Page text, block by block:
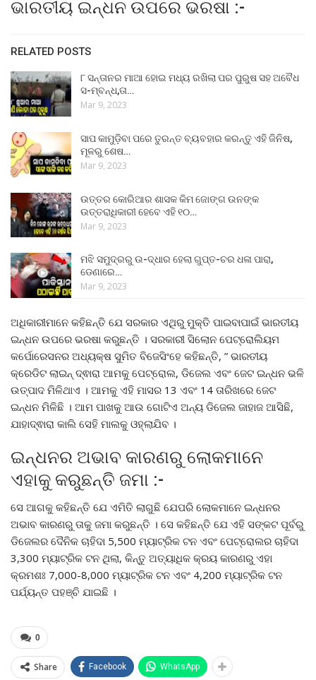
ଭାରତୀୟ ଇନ୍ଧନ ଉପରେ ଭରଷା :-
RELATED POSTS
୮ ସନ୍ତାନର ମାଆ ହୋଇ ମଧ୍ୟ ରଖିଲା ପର ପୁରୁଷ ସହ ଅବୈଧ
ସ-ମ୍ବନ୍ଧ,ତା…
Mar 9, 2023
ସାପ କାମୁଡ଼ିବା ପରେ ତୁରନ୍ତ ବ୍ୟବହାର କରନ୍ତୁ ଏହି ଜିନିଷ,
ମୂଳରୁ ଶେଷ…
Mar 9, 2023
ଉତ୍ତର କୋରିଆର ଶାସକ କିମ ଜୋଙ୍ଗ ଉନଙ୍କ
ଉତ୍ତରାଧିକାରୀ ହେବେ ଏହି ୧୦…
Mar 9, 2023
ମଝି ସମୁଦ୍ରରୁ ଉ-ଦ୍ଧାର ହେଲା ଗୁପ୍ତ-ଚର ଧଳା ପାରା,
ଡେଣାରେ…
Mar 9, 2023
ଅଧିକାରୀମାନେ କହିଛନ୍ତି ଯେ ସରକାର ଏଥିରୁ ମୁକ୍ତି ପାଇବାପାଇଁ ଭାରତୀୟ
ଇନ୍ଧନ ଉପରେ ଭରଷା କରୁଛନ୍ତି । ସରକାରୀ ସିଲୋନ ପେଟ୍ରୋଲିୟମ
କର୍ପୋରେସନର ଅଧ୍ୟକ୍ଷ ସୁମିତ ବିଜେସିଂହେ କହିଛନ୍ତି, ” ଭାରତୀୟ
କ୍ରେଡିଟ ଲାଇନ୍ ଦ୍ଵାରା ଆମକୁ ପେଟ୍ରୋଲ, ଡିଜେଲ ଏବଂ ଜେଟ ଇନ୍ଧନ ଭଳି
ଉତ୍ପାଦ ମିଳିଥାଏ । ଆମକୁ ଏହି ମାସର 13 ଏବଂ 14 ତାରିଖରେ ଜେଟ
ଇନ୍ଧନ ମିଳିଛି । ଆମ ପାଖକୁ ଆଉ ଗୋଟିଏ ଅନ୍ୟ ଡିଜେଲ ଜାହାଜ ଆସିଛି,
ଯାହାଦ୍ଵାରା କାଲି ସେହି ମାଲକୁ ଓହ୍ଲାଯିବ ।
ଇନ୍ଧନର ଅଭାବ କାରଣରୁ ଲୋକମାନେ
ଏହାକୁ କରୁଛନ୍ତି ଜମା :-
ସେ ଆଗକୁ କହିଛନ୍ତି ଯେ ଏମିତି ଲାଗୁଛି ଯେପରି ଲୋକମାନେ ଇନ୍ଧନର
ଅଭାବ କାରଣରୁ ତାକୁ ଜମା କରୁଛନ୍ତି । ସେ କହିଛନ୍ତି ଯେ ଏହି ସଙ୍କଟ ପୂର୍ବରୁ
ଡିଜେଲର ଦୈନିକ ଚାହିଦା 5,500 ମ୍ୟାଟ୍ରିକ ଟନ ଏବଂ ପେଟ୍ରୋଲର ଚାହିଦା
3,300 ମ୍ୟାଟ୍ରିକ ଟନ ଥିଲା, କିନ୍ତୁ ଅତ୍ୟାଧିକ କ୍ରୟ କାରଣରୁ ଏହା
କ୍ରମଶଃ 7,000-8,000 ମ୍ୟାଟ୍ରିକ ଟନ ଏବଂ 4,200 ମ୍ୟାଟ୍ରିକ ଟନ
ପର୍ଯ୍ୟନ୍ତ ପହଞ୍ଚି ଯାଇଛି ।
0
Share Facebook WhatsApp